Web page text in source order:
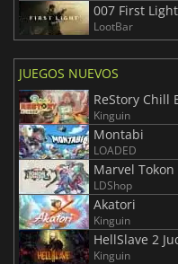
007 First Light
LootBar
JUEGOS NUEVOS
ReStory Chill
Kinguin
Montabi
LOADED
Marvel
LDShop
Akatori
Kinguin
HellSlave 2
Kinguin